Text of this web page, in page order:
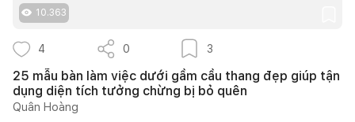
10.363
4 0 3
25 mẫu bàn làm việc dưới gầm cầu thang đẹp giúp tận
dụng diện tích tưởng chừng bị bỏ quên
Quân Hoàng